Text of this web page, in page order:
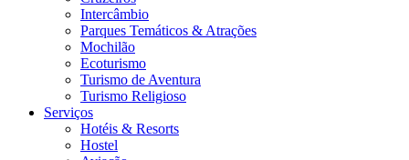
Intercâmbio
Parques Temáticos & Atrações
Mochilão
Ecoturismo
Turismo de Aventura
Turismo Religioso
Serviços
Hotéis & Resorts
Hostel